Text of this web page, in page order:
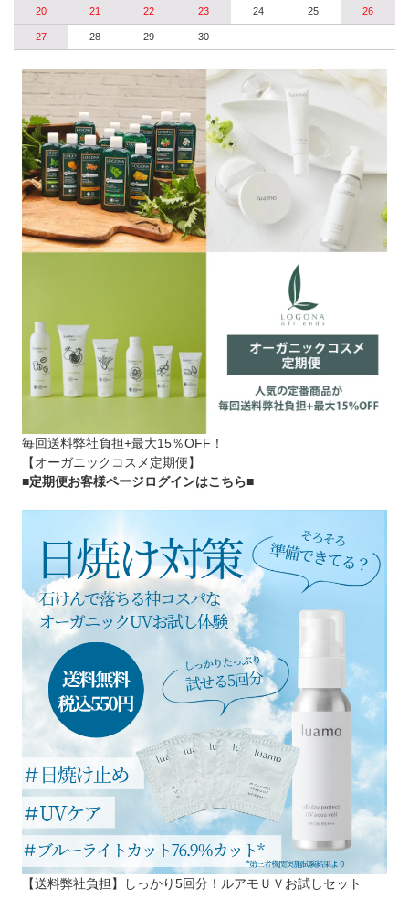
20 21 22 23 24 25 26
27 28 29 30
毎回送料弊社負担+最大15％OFF！
【オーガニックコスメ定期便】
■定期便お客様ページログインはこちら■
【送料弊社負担】しっかり5回分！ルアモＵＶお試しセット